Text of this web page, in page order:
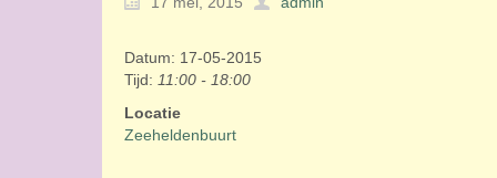
Datum: 17-05-2015
Tijd: 11:00 - 18:00
Locatie
Zeeheldenbuurt